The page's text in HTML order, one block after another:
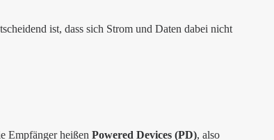
ist, dass sich Strom und Daten dabei nicht
Empfänger heißen Powered Devices (PD), also